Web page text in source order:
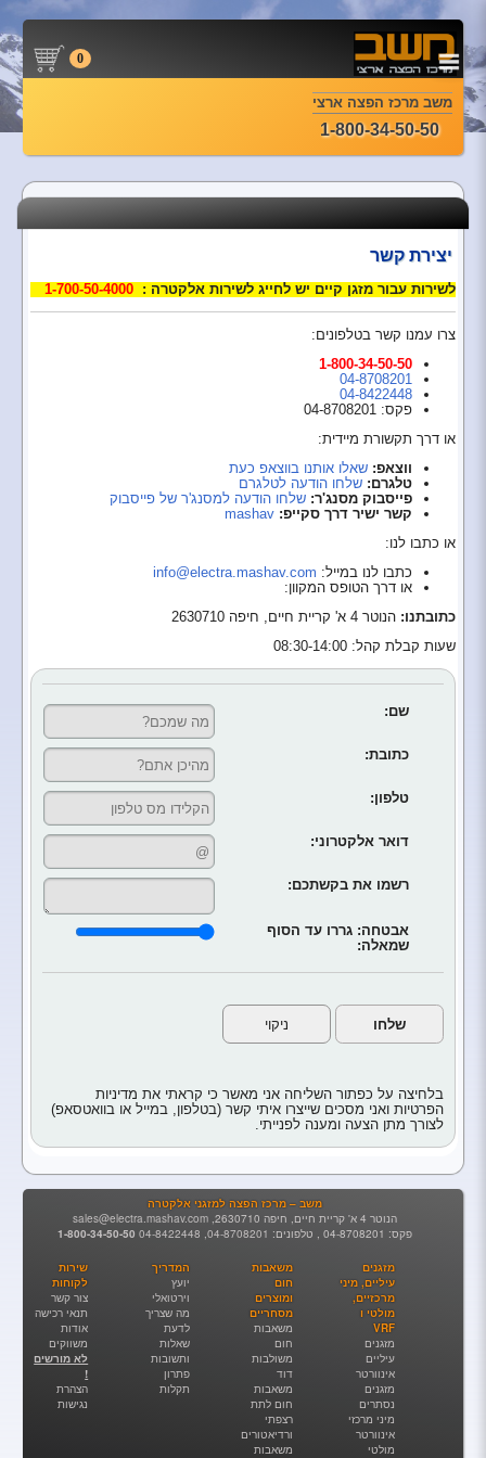
0
משב מרכז הפצה ארצי
1-800-34-50-50
יצירת קשר
לשירות עבור מזגן קיים יש לחייג לשירות אלקטרה : 1-700-50-4000
צרו עמנו קשר בטלפונים:
1-800-34-50-50
04-8708201
04-8422448
פקס: 04-8708201
או דרך תקשורת מיידית:
ווצאפ: שאלו אותנו בווצאפ כעת
טלגרם: שלחו הודעה לטלגרם
פייסבוק מסנג'ר: שלחו הודעה למסנג'ר של פייסבוק
קשר ישיר דרך סקייפ: mashav
או כתבו לנו:
כתבו לנו במייל: info@electra.mashav.com
או דרך הטופס המקוון:
כתובתנו: הנוטר 4 א' קריית חיים, חיפה 2630710
שעות קבלת קהל: 08:30-14:00
שם:
כתובת:
טלפון:
דואר אלקטרוני:
רשמו את בקשתכם:
אבטחה: גררו עד הסוף
שמאלה:
בלחיצה על כפתור השליחה אני מאשר כי קראתי את מדיניות
הפרטיות ואני מסכים שייצרו איתי קשר (בטלפון, במייל או בוואטסאפ)
לצורך מתן הצעה ומענה לפנייתי.
משב – מרכז הפצה למזגני אלקטרה
הנוטר 4 א' קריית חיים, חיפה 2630710,
sales@electra.mashav.com
פקס: 04-8708201 , טלפונים:
04-8708201
,
04-8422448
1-800-34-50-50
מזגנים
עיליים, מיני
מרכזיים,
מולטי ו
VRF
מזגנים
עיליים
אינוורטר
מזגנים
נסתרים
מיני מרכזי
אינוורטר
מולטי
משאבות
חום
ומוצרים
מסחריים
משאבות
חום
משולבות
דוד
משאבות
חום לתת
רצפתי
ורדיאטורים
משאבות
המדריך
יועץ
וירטואלי
מה שצריך
לדעת
שאלות
ותשובות
פתרון
תקלות
שירות
לקוחות
צור קשר
תנאי רכישה
אודות
משווקים
לא מורשים
!
הצהרת
נגישות